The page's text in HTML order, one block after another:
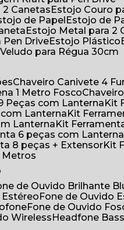
2 Canetas Estojo Couro
de Papel Estojo de
Estojo Metal para 2
Pen Drive Estojo Plástico
Veludo para Régua 30cm
Chaveiro Canivete 4
1 Metro Fosco
Peças com Lanterna
com Lanterna
Kit
Lanterna
Kit
6 peças com Lanterna
8 peças + Extensor
Kit
Metros
de Ouvido Brilhante
Estéreo
Fone de Ouvido
Fone de Ouvido
Wireless
Headfone